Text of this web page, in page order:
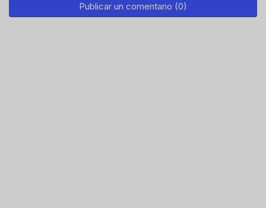
Publicar un comentario (0)